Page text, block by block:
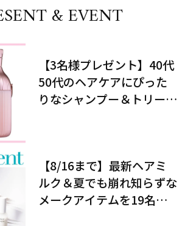
& EVENT
【3名様プレゼント】40代
50代のヘアケアにぴった
りなシャンプー＆トリート
【8/16まで】最新ヘアミ
ルク＆夏でも崩れ知らずな
メークアイテムを19名様